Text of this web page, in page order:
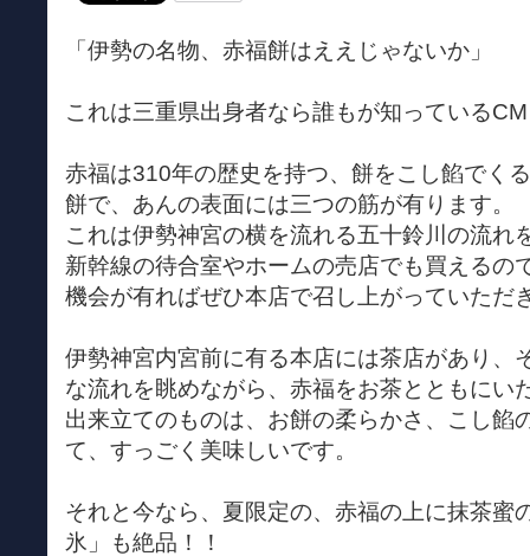
「伊勢の名物、赤福餅はええじゃないか」
これは三重県出身者なら誰もが知っている
赤福は310年の歴史を持つ、餅をこし餡でく
餅で、あんの表面には三つの筋が有ります。
これは伊勢神宮の横を流れる五十鈴川の流れ
新幹線の待合室やホームの売店でも買えるの
機会が有ればぜひ本店で召し上がっていただ
伊勢神宮内宮前に有る本店には茶店があり、
な流れを眺めながら、赤福をお茶とともにい
出来立てのものは、お餅の柔らかさ、こし餡
て、すっごく美味しいです。
それと今なら、夏限定の、赤福の上に抹茶蜜
氷」も絶品！！